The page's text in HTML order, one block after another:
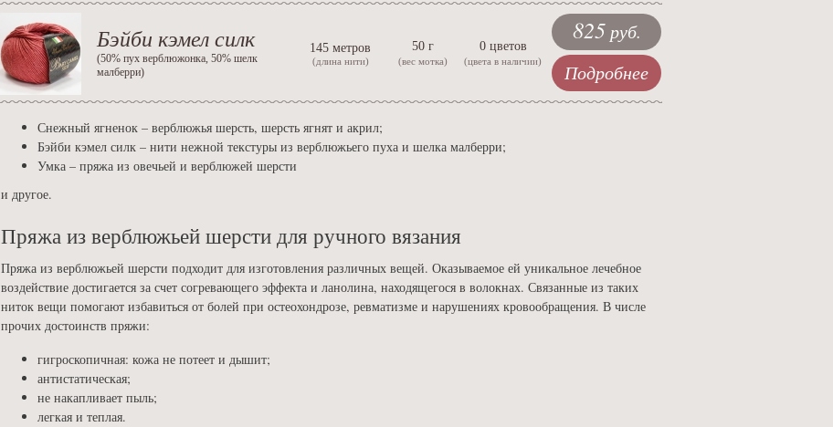
Бэйби кэмел силк
(50% пух верблюжонка, 50% шелк
малберри)
145 метров
(длина нити)
50 г
(вес мотка)
0 цветов
(цвета в наличии)
825руб.
Подробнее
Снежный ягненок – верблюжья шерсть, шерсть ягнят и акрил;
Бэйби кэмел силк – нити нежной текстуры из верблюжьего пуха и шелка малберри;
Умка – пряжа из овечьей и верблюжей шерсти
и другое.
Пряжа из верблюжьей шерсти для ручного вязания
Пряжа из верблюжьей шерсти подходит для изготовления различных вещей. Оказываемое ей уникальное лечебное
воздействие достигается за счет согревающего эффекта и ланолина, находящегося в волокнах. Связанные из таких
ниток вещи помогают избавиться от болей при остеохондрозе, ревматизме и нарушениях кровообращения. В числе
прочих достоинств пряжи:
гигроскопичная: кожа не потеет и дышит;
антистатическая;
не накапливает пыль;
легкая и теплая.